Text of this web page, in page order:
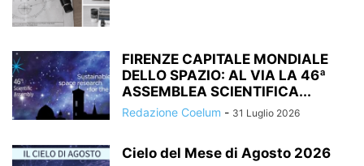
FIRENZE CAPITALE MONDIALE
DELLO SPAZIO: AL VIA LA 46ª
ASSEMBLEA SCIENTIFICA...
Redazione Coelum - 31 Luglio 2026
Cielo del Mese di Agosto 2026